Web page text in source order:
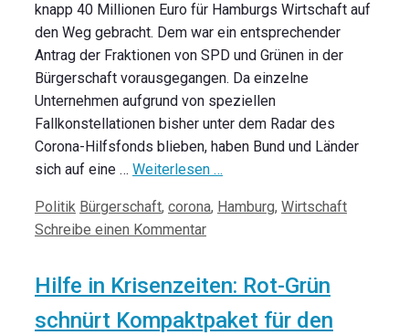
knapp 40 Millionen Euro für Hamburgs Wirtschaft auf
den Weg gebracht. Dem war ein entsprechender
Antrag der Fraktionen von SPD und Grünen in der
Bürgerschaft vorausgegangen. Da einzelne
Unternehmen aufgrund von speziellen
Fallkonstellationen bisher unter dem Radar des
Corona-Hilfsfonds blieben, haben Bund und Länder
sich auf eine … Weiterlesen …
Kategorien
Politik Schlagwörter
Bürgerschaft, corona, Hamburg, Wirtschaft
Schreibe einen Kommentar
Hilfe in Krisenzeiten: Rot-Grün
schnürt Kompaktpaket für den